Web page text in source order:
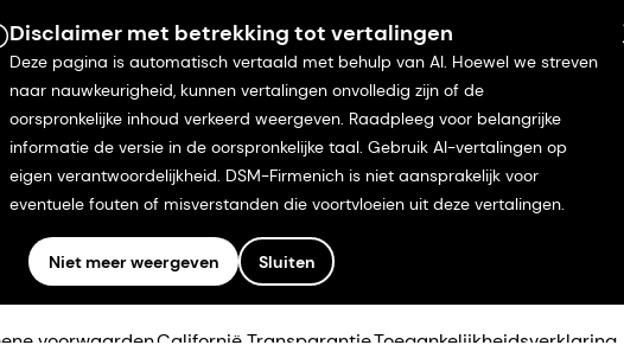
Disclaimer met betrekking tot vertalingen
Deze pagina is automatisch vertaald met behulp van AI. Hoewel we streven
naar nauwkeurigheid, kunnen vertalingen onvolledig zijn of de
oorspronkelijke inhoud verkeerd weergeven. Raadpleeg voor belangrijke
informatie de versie in de oorspronkelijke taal. Gebruik AI-vertalingen op
eigen verantwoordelijkheid. DSM-Firmenich is niet aansprakelijk voor
eventuele fouten of misverstanden die voortvloeien uit deze vertalingen.
Niet meer weergeven Sluiten
contact met ons op
voorwaardenCalifornië TransparantieToegankelijkheidsverklaring